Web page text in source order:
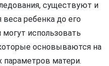
существуют и
ребенка до его
использовать
основываются на
параметров матери.